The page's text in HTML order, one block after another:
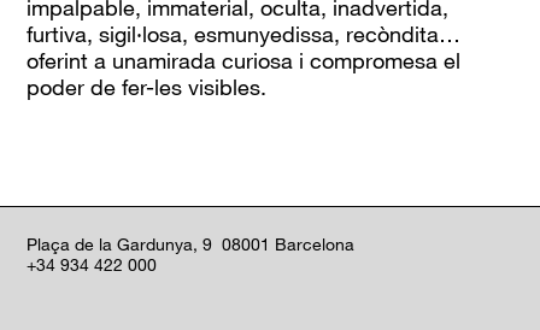
impalpable, immaterial, oculta, inadvertida,
furtiva, sigil·losa, esmunyedissa, recòndita…
oferint a unamirada curiosa i compromesa el
poder de fer-les visibles.
Plaça de la Gardunya, 9 08001 Barcelona
+34 934 422 000